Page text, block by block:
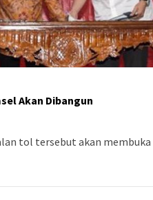
Akan Dibangun
tol tersebut akan membuka